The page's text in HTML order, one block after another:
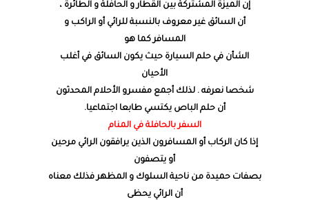
إن الميزة المشتركة بين القطار و الحافلة و الطائرة ،
أن السائق غير معروف بالنسبة للرائي أو الراكب و
المسافر كما هو
الشأن في حلم السيارة حيث يكون السائق في أغلب
الأحيان
شخصا نعرفه . لذلك أجمع مفسرو الأحلام المحدثون
أن حلم الباص يكتسي طابعا اجتماعيا.
السفر بالحافلة في المنام
إذا كان الركاب أو المسافرون الذين يرافقون الرائي مرحين
أو يتصفون
بصفات حميدة من ناحية السلوك و المظهر فذلك معناه
أن الرائي يحظى